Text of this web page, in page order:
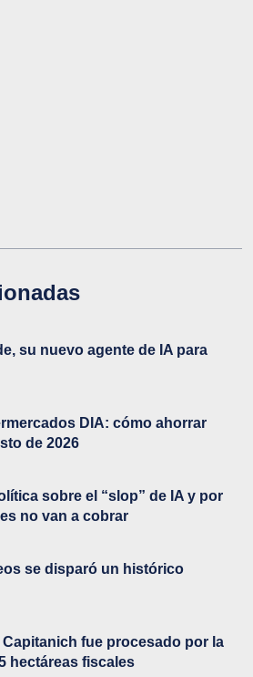
su nuevo agente de IA para
DIA: cómo ahorrar
de 2026
sobre el “slop” de IA y por
no van a cobrar
se disparó un histórico
fue procesado por la
hectáreas fiscales